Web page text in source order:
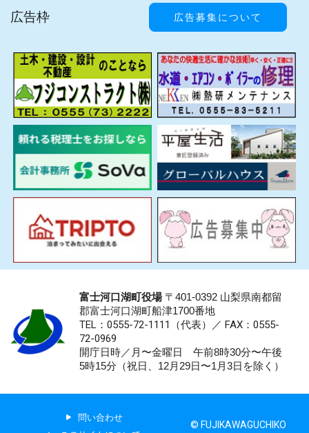
広告枠 広告募集について
富士河口湖町役場〒401-0392 山梨県南都留
郡富士河口湖町船津1700番地
TEL：0555-72-1111 （代表）／ FAX：0555-
72-0969
開庁日時／月〜金曜日 午前8時30分〜午後
5時15分（祝日、12月29日〜1月3日を除く）
問い合わせ
© FUJIKAWAGUCHIKO